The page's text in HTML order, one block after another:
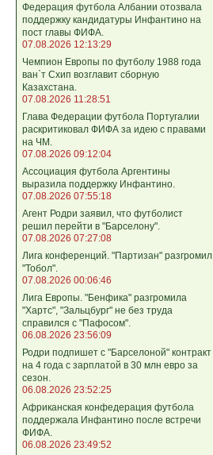
Федерация футбола Албании отозвала
поддержку кандидатуры Инфантино на
пост главы ФИФА.
07.08.2026 12:13:29
Чемпион Европы по футболу 1988 года
ван`т Схип возглавит сборную
Казахстана.
07.08.2026 11:28:51
Глава Федерации футбола Португалии
раскритиковал ФИФА за идею с правами
на ЧМ.
07.08.2026 09:12:04
Ассоциация футбола Аргентины
выразила поддержку Инфантино.
07.08.2026 07:55:18
Агент Родри заявил, что футболист
решил перейти в "Барселону".
07.08.2026 07:27:08
Лига кoнференций. "Партизан" разгромил
"Тобол".
07.08.2026 00:06:46
Лига Европы. "Бенфика" разгромила
"Хартс", "Зальцбург" не без труда
справился с "Пафосом".
06.08.2026 23:56:09
Родри подпишет с "Барселоной" контракт
на 4 года с зарплатой в 30 млн евро за
сезон.
06.08.2026 23:52:25
Африканская конфедерация футбола
поддержала Инфантино после встречи
ФИФА.
06.08.2026 23:49:52